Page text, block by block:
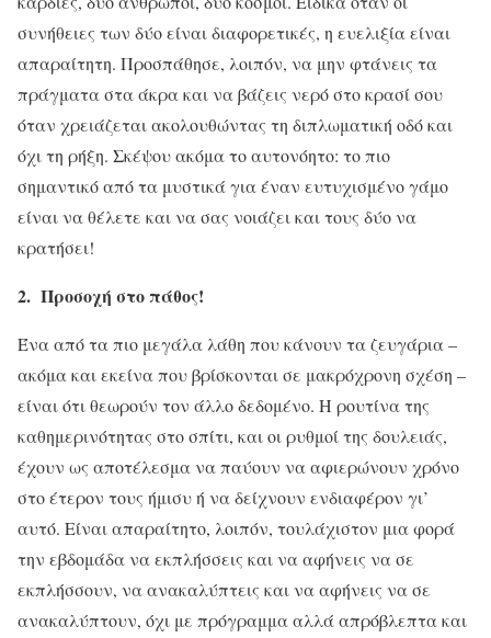
συνήθειες των δύο είναι διαφορετικές, η ευελιξία είναι
απαραίτητη. Προσπάθησε, λοιπόν, να μην φτάνεις τα
πράγματα στα άκρα και να βάζεις νερό στο κρασί σου
όταν χρειάζεται ακολουθώντας τη διπλωματική οδό και
όχι τη ρήξη. Σκέψου ακόμα το αυτονόητο: το πιο
σημαντικό από τα μυστικά για έναν ευτυχισμένο γάμο
είναι να θέλετε και να σας νοιάζει και τους δύο να
κρατήσει!
2. Προσοχή στο πάθος!
Ένα από τα πιο μεγάλα λάθη που κάνουν τα ζευγάρια –
ακόμα και εκείνα που βρίσκονται σε μακρόχρονη σχέση –
είναι ότι θεωρούν τον άλλο δεδομένο. Η ρουτίνα της
καθημερινότητας στο σπίτι, και οι ρυθμοί της δουλειάς,
έχουν ως αποτέλεσμα να παύουν να αφιερώνουν χρόνο
στο έτερον τους ήμισυ ή να δείχνουν ενδιαφέρον γι’
αυτό. Είναι απαραίτητο, λοιπόν, τουλάχιστον μια φορά
την εβδομάδα να εκπλήσσεις και να αφήνεις να σε
εκπλήσσουν, να ανακαλύπτεις και να αφήνεις να σε
ανακαλύπτουν, όχι με πρόγραμμα αλλά απρόβλεπτα και